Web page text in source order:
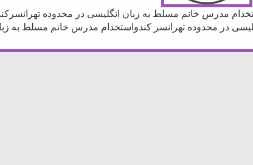
مدرس خانم مسلط به زبان انگلیسی در محدوده
در محدوده تهرانسر کندواستخدام مدرس خانم مسلط به